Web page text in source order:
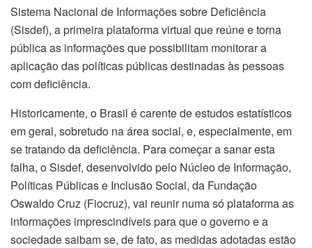
Sistema Nacional de Informações sobre Deficiência
(Sisdef), a primeira plataforma virtual que reúne e torna
pública as informações que possibilitam monitorar a
aplicação das políticas públicas destinadas às pessoas
com deficiência.
Historicamente, o Brasil é carente de estudos estatísticos
em geral, sobretudo na área social, e, especialmente, em
se tratando da deficiência. Para começar a sanar esta
falha, o Sisdef, desenvolvido pelo Núcleo de Informação,
Políticas Públicas e Inclusão Social, da Fundação
Oswaldo Cruz (Fiocruz), vai reunir numa só plataforma as
informações imprescindíveis para que o governo e a
sociedade saibam se, de fato, as medidas adotadas estão